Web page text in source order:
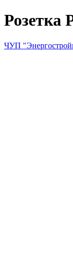
Розетка
ЧУП